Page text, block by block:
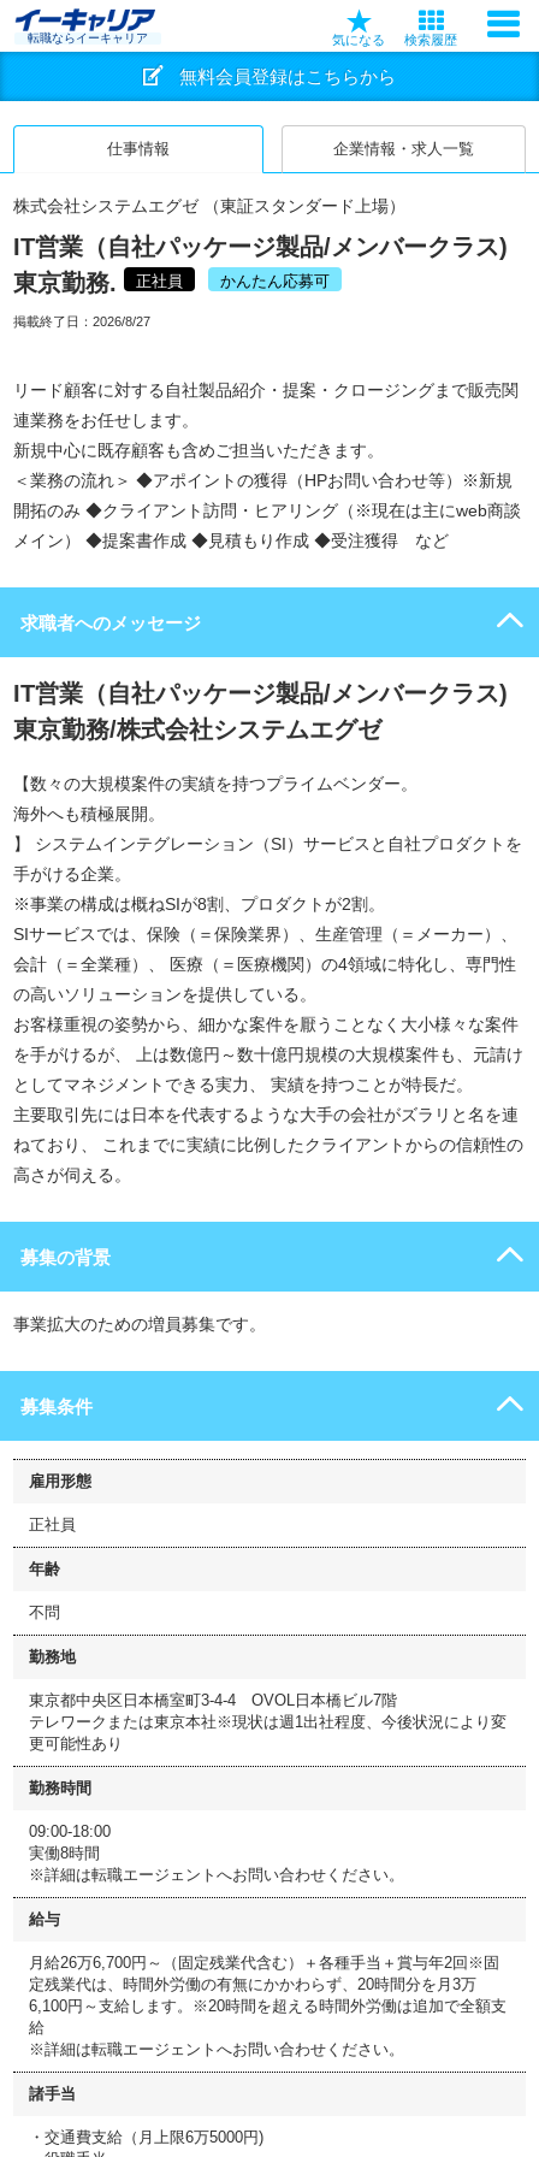
転職ならイーキャリア 気になる 検索履歴
無料会員登録はこちらから
仕事情報 企業情報・求人一覧
株式会社システムエグゼ （東証スタンダード上場）
IT営業（自社パッケージ製品/メンバークラス)
東京勤務.
正社員 かんたん応募可
掲載終了日： 2026/8/27
リード顧客に対する自社製品紹介・提案・クロージングまで販売関
連業務をお任せします。
新規中心に既存顧客も含めご担当いただきます。
＜業務の流れ＞ ◆アポイントの獲得（HPお問い合わせ等）※新規
開拓のみ ◆クライアント訪問・ヒアリング（※現在は主にweb商談
メイン） ◆提案書作成 ◆見積もり作成 ◆受注獲得 など
求職者へのメッセージ
IT営業（自社パッケージ製品/メンバークラス)
東京勤務/株式会社システムエグゼ
【数々の大規模案件の実績を持つプライムベンダー。
海外へも積極展開。
】 システムインテグレーション（SI）サービスと自社プロダクトを
手がける企業。
※事業の構成は概ねSIが8割、プロダクトが2割。
SIサービスでは、保険（＝保険業界）、生産管理（＝メーカー）、
会計（＝全業種）、 医療（＝医療機関）の4領域に特化し、専門性
の高いソリューションを提供している。
お客様重視の姿勢から、細かな案件を厭うことなく大小様々な案件
を手がけるが、 上は数億円～数十億円規模の大規模案件も、元請け
としてマネジメントできる実力、 実績を持つことが特長だ。
主要取引先には日本を代表するような大手の会社がズラリと名を連
ねており、 これまでに実績に比例したクライアントからの信頼性の
高さが伺える。
募集の背景
事業拡大のための増員募集です。
募集条件
雇用形態
正社員
年齢
不問
勤務地
東京都中央区日本橋室町3-4-4 OVOL日本橋ビル7階
テレワークまたは東京本社※現状は週1出社程度、今後状況により変
更可能性あり
勤務時間
09:00-18:00
実働8時間
※詳細は転職エージェントへお問い合わせください。
給与
月給26万6,700円～（固定残業代含む）＋各種手当＋賞与年2回※固
定残業代は、時間外労働の有無にかかわらず、20時間分を月3万
6,100円～支給します。※20時間を超える時間外労働は追加で全額支
給
※詳細は転職エージェントへお問い合わせください。
諸手当
・交通費支給（月上限6万5000円)